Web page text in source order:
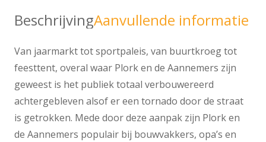
BeschrijvingAanvullende informatie
Van jaarmarkt tot sportpaleis, van buurtkroeg tot
feesttent, overal waar Plork en de Aannemers zijn
geweest is het publiek totaal verbouwereerd
achtergebleven alsof er een tornado door de straat
is getrokken. Mede door deze aanpak zijn Plork en
de Aannemers populair bij bouwvakkers, opa’s en